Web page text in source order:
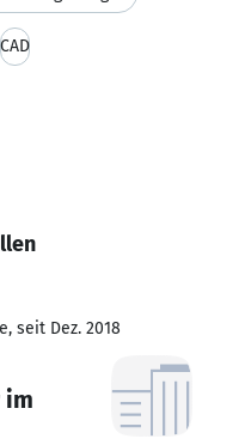
CAD
seit Dez. 2018